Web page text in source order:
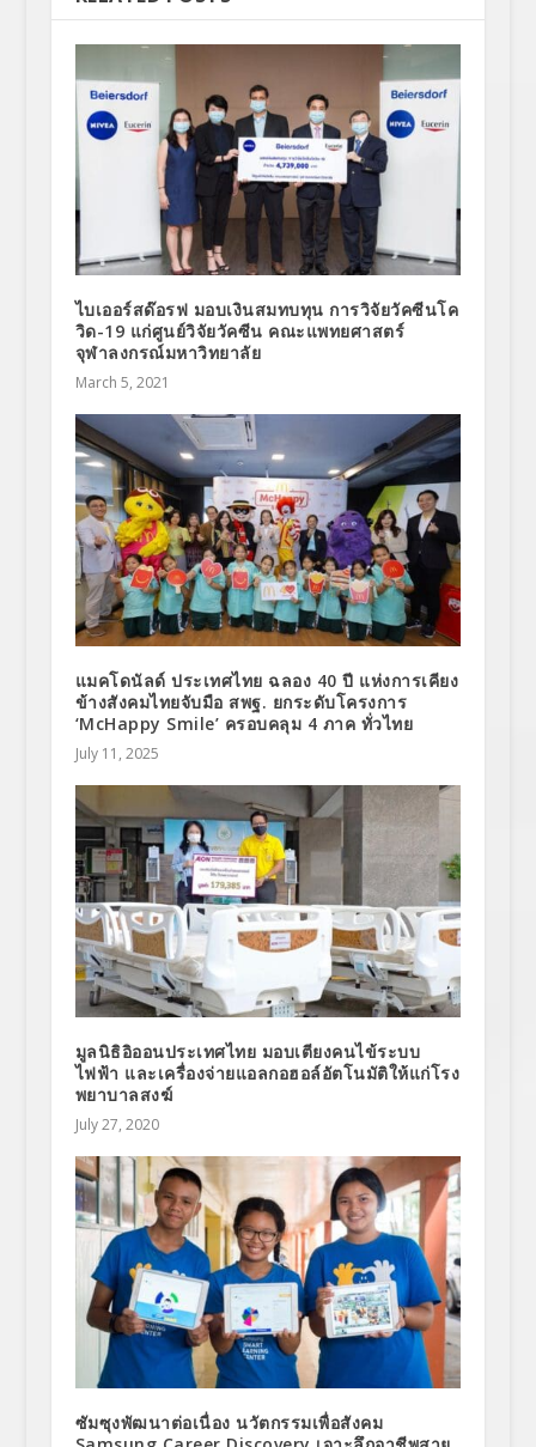
ไบเออร์สด๊อรฟ มอบเงินสมทบทุน การวิจัยวัคซีนโค
วิด-19 แก่ศูนย์วิจัยวัคซีน คณะแพทยศาสตร์
จุฬาลงกรณ์มหาวิทยาลัย
March 5, 2021
แมคโดนัลด์ ประเทศไทย ฉลอง 40 ปี แห่งการเคียง
ข้างสังคมไทยจับมือ สพฐ. ยกระดับโครงการ
‘McHappy Smile’ ครอบคลุม 4 ภาค ทั่วไทย
July 11, 2025
มูลนิธิอิออนประเทศไทย มอบเตียงคนไข้ระบบ
ไฟฟ้า และเครื่องจ่ายแอลกอฮอล์อัตโนมัติให้แก่โรง
พยาบาลสงฆ์
July 27, 2020
ซัมซุงพัฒนาต่อเนื่อง นวัตกรรมเพื่อสังคม